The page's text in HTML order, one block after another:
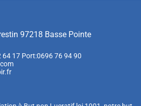
97218 Basse Pointe
64 17 Port:0696 76 94 90